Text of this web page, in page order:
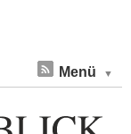
Menü